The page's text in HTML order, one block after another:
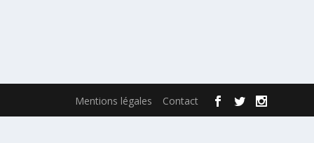
Mentions légales Contact